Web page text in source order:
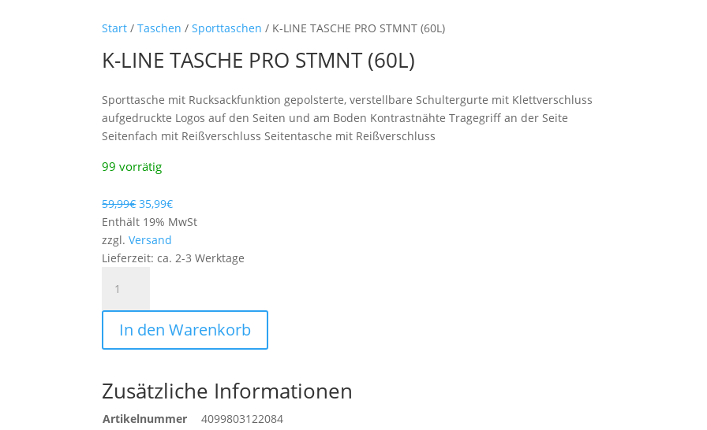
Start /Taschen /Sporttaschen / K-LINE TASCHE PRO STMNT (60L)
K-LINE TASCHE PRO STMNT (60L)
Sporttasche mit Rucksackfunktion gepolsterte, verstellbare Schultergurte mit Klettverschluss
aufgedruckte Logos auf den Seiten und am Boden Kontrastnähte Tragegriff an der Seite
Seitenfach mit Reißverschluss Seitentasche mit Reißverschluss
99 vorrätig
59,99€ 35,99€
Enthält 19% MwSt
zzgl.Versand
Lieferzeit: ca. 2-3 Werktage
LINE
TASCHE
PRO
STMNT
Menge
In den Warenkorb
Zusätzliche Informationen
Artikelnummer
4099803122084